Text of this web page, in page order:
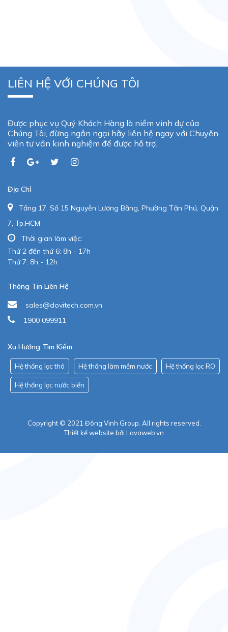
LIÊN HỆ VỚI CHÚNG TÔI
Được phục vụ Quý Khách Hàng là niềm vinh dự của
Chúng Tôi, đừng ngần ngại hãy liên hệ ngay với Chuyên
viên tư vấn kinh nghiệm để được hỗ trợ.
Địa Chỉ
Tầng 17, Số 15 Nguyễn Lương Bằng, Phường Tân Phú, Quận
7, Tp.HCM
Thời gian làm việc:
Thứ 2 đến thứ 6: 8h - 17h
Thứ 7: 8h - 12h
Thông Tin Liên Hệ
sales@dovitech.com.vn
1900 099911
Xu Hướng Tìm Kiếm
Hệ thống lọc thô Hệ thống làm mềm nước Hệ thống lọc RO
Hệ thống lọc nước biển
Copyright © 2021 Đông Vinh Group. All rights reserved.
Thiết kế website bởi Lavaweb.vn